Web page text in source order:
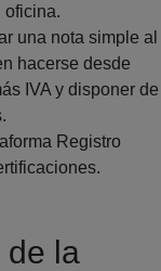
oficina.
una nota simple al
hacerse desde
IVA y disponer de
Registro
la